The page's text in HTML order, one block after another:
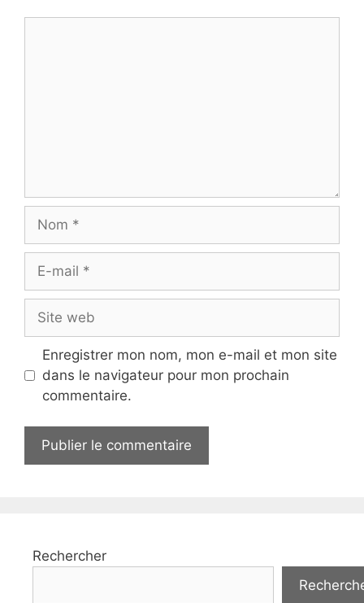
mail
web
Enregistrer mon nom, mon e-mail et mon site
dans le navigateur pour mon prochain
commentaire.
Rechercher